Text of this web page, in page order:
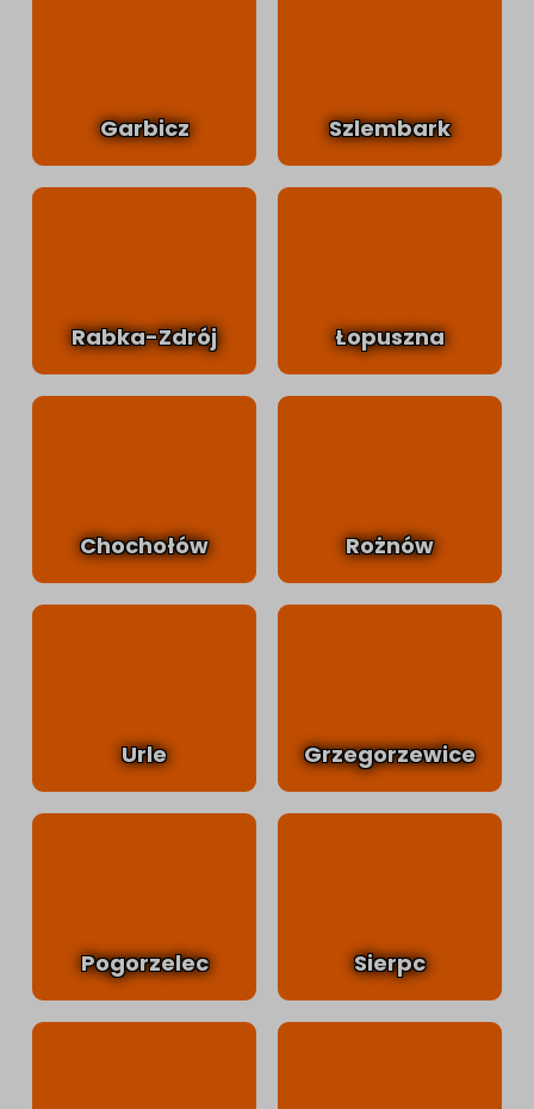
Garbicz Szlembark
Rabka-Zdrój Łopuszna
Chochołów Rożnów
Urle Grzegorzewice
Pogorzelec Sierpc